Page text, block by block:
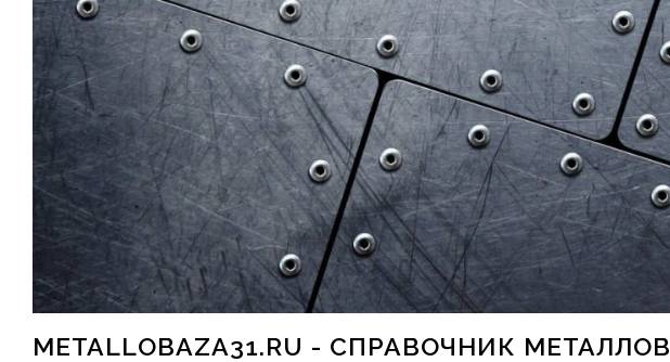
Перейти к содержимому
METALLOBAZA31.RU - СПРАВОЧНИК МЕТАЛЛОВ